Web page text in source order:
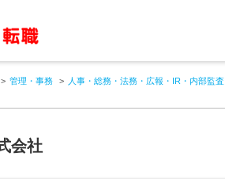
管理・事務 人事・総務・法務・広報・IR・内部監査
会社